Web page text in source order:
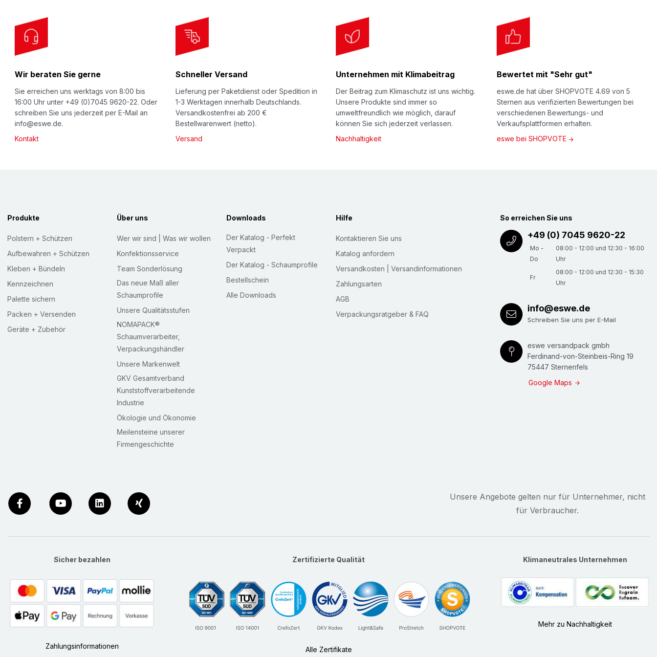
e
w
s
Wir beraten Sie gerne
Sie erreichen uns werktags von 8:00 bis
16:00 Uhr unter +49 (0)7045 9620-22. Oder
schreiben Sie uns jederzeit per E-Mail an
info@eswe.de.
Kontakt
Schneller Versand
Lieferung per Paketdienst oder Spedition in
1-3 Werktagen innerhalb Deutschlands.
Versandkostenfrei ab 200 €
Bestellwarenwert (netto).
Versand
Unternehmen mit Klimabeitrag
Der Beitrag zum Klimaschutz ist uns wichtig.
Unsere Produkte sind immer so
umweltfreundlich wie möglich, darauf
können Sie sich jederzeit verlassen.
Nachhaltigkeit
Bewertet mit "Sehr gut"
eswe.de hat über SHOPVOTE 4.69 von 5
Sternen aus verifizierten Bewertungen bei
verschiedenen Bewertungs- und
Verkaufsplattformen erhalten.
eswe bei SHOPVOTE
Produkte
Polstern + Schützen
Aufbewahren + Schützen
Kleben + Bündeln
Kennzeichnen
Palette sichern
Packen + Versenden
Geräte + Zubehör
Über uns
Wer wir sind | Was wir wollen
Konfektionsservice
Team Sonderlösung
Das neue Maß aller
Schaumprofile
Unsere Qualitätsstufen
NOMAPACK®
Schaumverarbeiter,
Verpackungshändler
Unsere Markenwelt
GKV Gesamtverband
Kunststoffverarbeitende
Industrie
Ökologie und Ökonomie
Meilensteine unserer
Firmengeschichte
Downloads
Der Katalog - Perfekt
Verpackt
Der Katalog - Schaumprofile
Bestellschein
Alle Downloads
Hilfe
Kontaktieren Sie uns
Katalog anfordern
Versandkosten | Versandinformationen
Zahlungsarten
AGB
Verpackungsratgeber & FAQ
So erreichen Sie uns
+49 (0) 7045 9620-22
Mo -
Do
08:00 - 12:00 und 12:30 - 16:00
Uhr
Fr
08:00 - 12:00 und 12:30 - 15:30
Uhr
info@eswe.de
Schreiben Sie uns per E-Mail
eswe versandpack gmbh
Ferdinand-von-Steinbeis-Ring 19
75447 Sternenfels
Google Maps
Unsere Angebote gelten nur für Unternehmer, nicht
für Verbraucher.
Sicher bezahlen
Zahlungsinformationen
Zertifizierte Qualität
Alle Zertifikate
Klimaneutrales Unternehmen
Mehr zu Nachhaltigkeit